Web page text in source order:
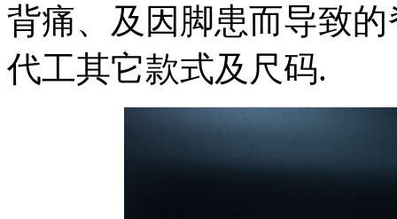
背痛、及因脚患而导致
代工其它款式及尺码.